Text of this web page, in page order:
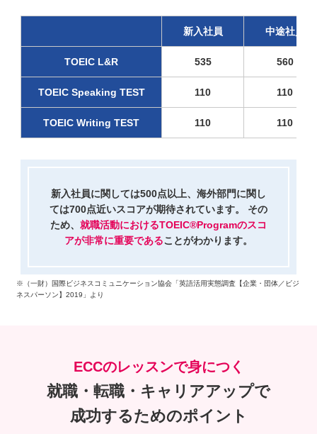
新入社員 中途社員
TOEIC L&R 535 560
TOEIC Speaking TEST 110 110
TOEIC Writing TEST 110 110
新入社員に関しては500点以上、海外部門に関し
ては700点近いスコアが期待されています。
その
ため、 就職活動におけるTOEIC®Programのスコ
アが非常に重要であることがわかります。
※（一財）国際ビジネスコミュニケーション協会「英語活用実態調査【企業・団体／ビジ
ネスパーソン】2019」より
ECCのレッスンで身につく
就職・転職・キャリアアップで
成功するためのポイント